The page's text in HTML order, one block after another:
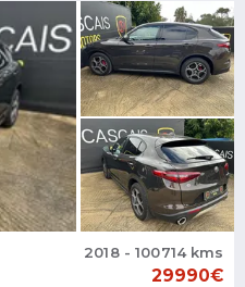
2018 - 100714 kms
29990€